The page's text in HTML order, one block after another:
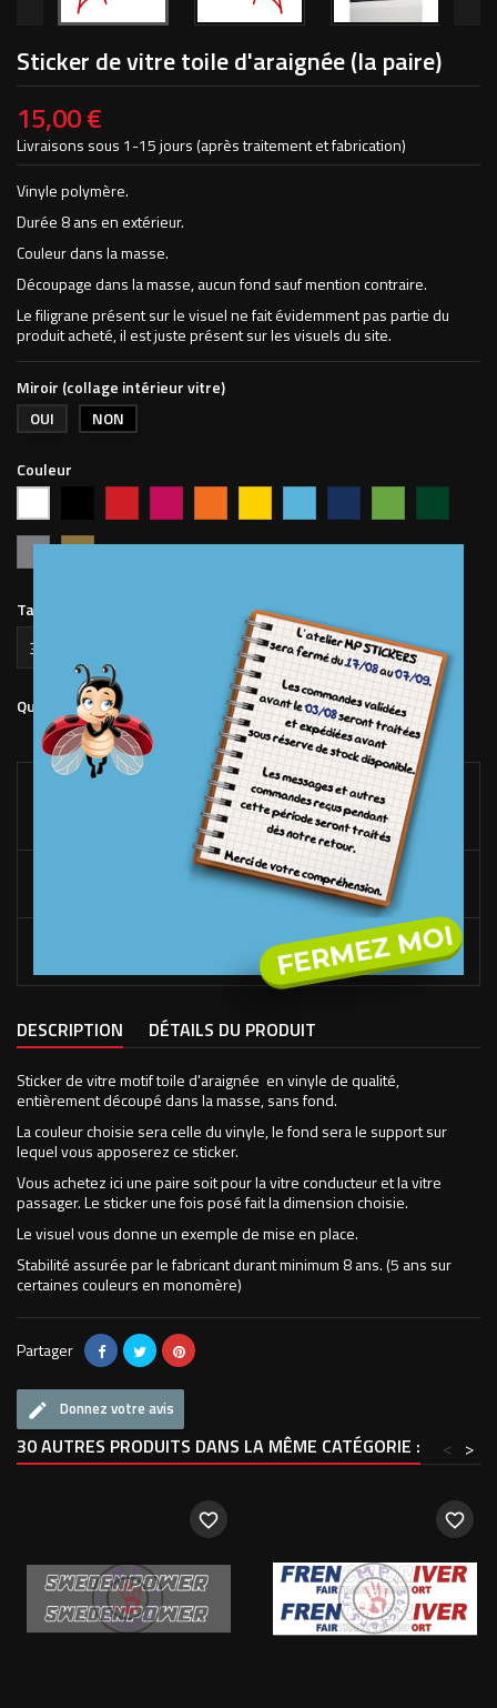
Sticker de vitre toile d'araignée (la paire)
15,00 €
Livraisons sous 1-15 jours (après traitement et fabrication)
Vinyle polymère.
Durée 8 ans en extérieur.
Couleur dans la masse.
Découpage dans la masse, aucun fond sauf mention contraire.
Le filigrane présent sur le visuel ne fait évidemment pas partie du
produit acheté, il est juste présent sur les visuels du site.
Miroir (collage intérieur vitre)
OUI
NON
Couleur
vif
clair
foncé pommeforêt
ArgentOr
Taille Sticker (en mm)
Quantité  Ajouter au panier
LIVRAISON OFFERTE*
DÉS 100€ D'ACHAT SUR LE SITE. (FRANCE MÉTROPOLITAINE
RACLETTE OFFERTE*
DÉS 50€ D'ACHAT DE STICKERS UNIQUEMENT.
À NOS LOCAUX DANS LES VOSGES.
DESCRIPTION DÉTAILS DU PRODUIT
Sticker de vitre motif toile d'araignée en vinyle de qualité,
entièrement découpé dans la masse, sans fond.
La couleur choisie sera celle du vinyle, le fond sera le support sur
lequel vous apposerez ce sticker.
Vous achetez ici une paire soit pour la vitre conducteur et la vitre
passager. Le sticker une fois posé fait la dimension choisie.
Le visuel vous donne un exemple de mise en place.
Stabilité assurée par le fabricant durant minimum 8 ans. (5 ans sur
certaines couleurs en monomère)
Partager
Donnez votre avis
30 AUTRES PRODUITS DANS LA MÊME CATÉGORIE : >
<
favorite_border favorite_border
FERMEZ MOI